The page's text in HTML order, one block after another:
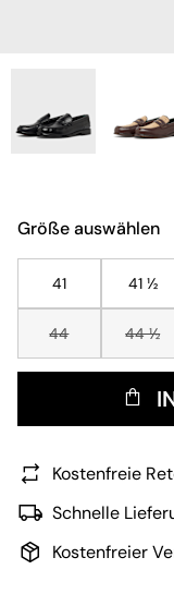
Größe auswählen
41 41 ½
44 44 ½
Kostenfreie
Schnelle
Kostenfreier